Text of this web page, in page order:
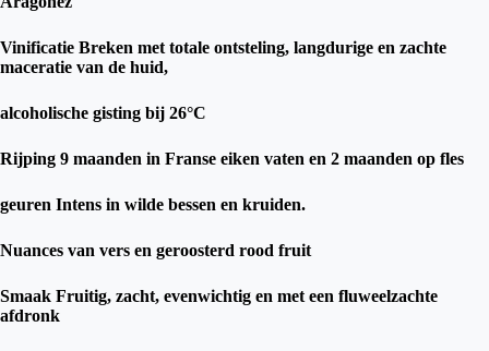
Vinificatie Breken met totale ontsteling, langdurige en zachte
maceratie van de huid,
alcoholische gisting bij 26°C
Rijping 9 maanden in Franse eiken vaten en 2 maanden op fles
geuren Intens in wilde bessen en kruiden.
Nuances van vers en geroosterd rood fruit
Smaak Fruitig, zacht, evenwichtig en met een fluweelzachte
afdronk